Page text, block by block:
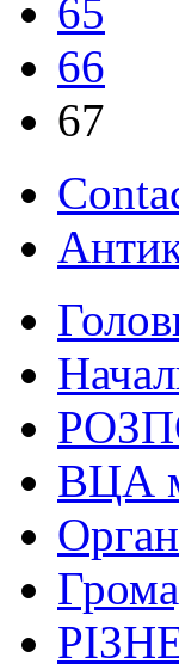
65
66
67
ВЦА